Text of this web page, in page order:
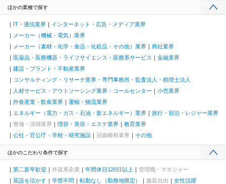
ほかの業種で探す
IT・通信業界
インターネット・広告・メディア業界
メーカー（機械・電気）業界
メーカー（素材・化学・食品・化粧品・その他）業界
商社業界
医薬品・医療機器・ライフサイエンス・医療系サービス
金融業界
建設・プラント・不動産業界
コンサルティング・リサーチ業界・専門事務所・監査法人・税理士法人
人材サービス・アウトソーシング業界・コールセンター
小売業界
外食産業・飲食業界
運輸・物流業界
エネルギー（電力・ガス・石油・新エネルギー）業界
旅行・宿泊・レジャー業界
警備・清掃業界
理容・美容・エステ業界
教育業界
公社・官公庁・学校・研究施設
冠婚葬祭業界 その他
ほかのこだわり条件で探す
第二新卒歓迎 外資系企業 年間休日120日以上
管理職・マネジャー
英語を活かす
学歴不問 転勤なし（勤務地限定） 服装自由
女性活躍